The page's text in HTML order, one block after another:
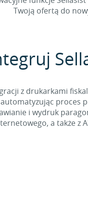
Twoją ofertą do
z drukarkami
proces
i wydruk
a także z